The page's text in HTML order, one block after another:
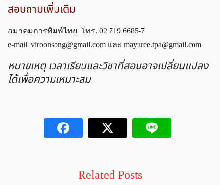
สอบถามเพิ่มเติม
สมาคมการพิมพ์ไทย โทร. 02 719 6685-7
e-mail: viroonsong@gmail.com และ mayuree.tpa@gmail.com
หมายเหตุ เวลาเรียนและวิชาที่สอนอาจเปลี่ยนแปลง
ได้เพื่อความเหมาะสม
Related Posts